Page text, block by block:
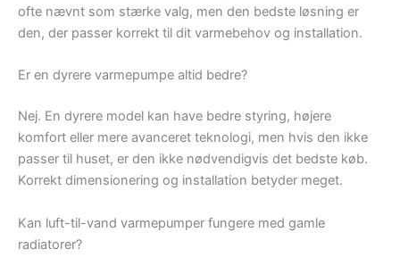
ofte nævnt som stærke valg, men den bedste løsning er
den, der passer korrekt til dit varmebehov og installation.
Er en dyrere varmepumpe altid bedre?
Nej. En dyrere model kan have bedre styring, højere
komfort eller mere avanceret teknologi, men hvis den ikke
passer til huset, er den ikke nødvendigvis det bedste køb.
Korrekt dimensionering og installation betyder meget.
Kan luft-til-vand varmepumper fungere med gamle
radiatorer?